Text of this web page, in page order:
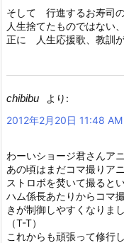
そして 行進するお寿司の
人生捨てたものではない
正に 人生応援歌、教訓が
chibibu
より:
2012年2月20日 11:48 AM
わーいショージ君さんア
あの頃はまだコマ撮りア
ストロボを焚いて撮ると
ハム係長あたりからコマ
きが制御しやすくなりま
（T-T）
これからも頑張って修行